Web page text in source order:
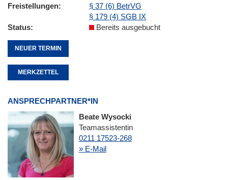
Freistellungen
§ 37 (6) BetrVG
§ 179 (4) SGB IX
Status
Bereits ausgebucht
NEUER TERMIN
MERKZETTEL
ANSPRECHPARTNER*IN
Beate Wysocki
Teamassistentin
0211 17523-268
» E-Mail